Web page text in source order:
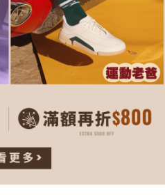
者引起之損失，本公司不負相關責
據個別帳號之用戶狀況，依本公司即
度不足之情形，本公司將視審查結果
資訊註冊。若發現惡意使用之情形，
戶之使用額度並採取法律行動。